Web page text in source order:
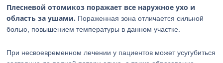
Плесневой отомикоз поражает все наружное ухо и
область за ушами. Пораженная зона отличается сильной
болью, повышением температуры в данном участке.
При несвоевременном лечении у пациентов может усугубиться